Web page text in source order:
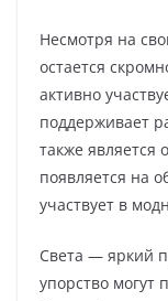
Несмотря на
остается
активно
поддерживает
также является
появляется на
участвует в
Света — яркий
упорство могут